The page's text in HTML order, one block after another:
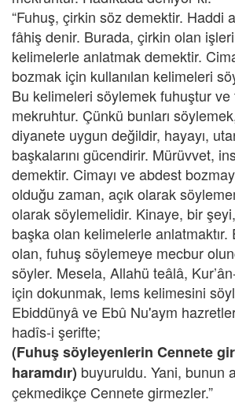
“Fuhuş, çirkin söz demektir. Haddi
fâhiş denir. Burada, çirkin olan işleri
kelimelerle anlatmak demektir.
bozmak için kullanılan kelimeleri
Bu kelimeleri söylemek fuhuştur ve
mekruhtur. Çünkü bunları
diyanete uygun değildir, hayayı,
başkalarını gücendirir. Mürüvvet,
demektir. Cimayı ve abdest
olduğu zaman, açık olarak
olarak söylemelidir. Kinaye, bir şeyi,
başka olan kelimelerle anlatmaktır.
olan, fuhuş söylemeye mecbur
söyler. Mesela, Allahü teâlâ,
için dokunmak, lems kelimesini
Ebiddünyâ ve Ebû Nu'aym
hadîs-i şerifte;
(Fuhuş söyleyenlerin Cennete
haramdır) buyuruldu. Yani, bunun
çekmedikçe Cennete girmezler.”